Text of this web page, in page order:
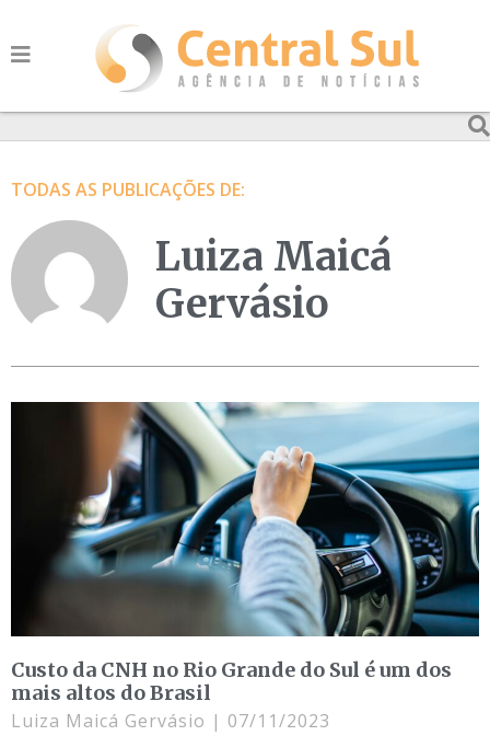
TODAS AS PUBLICAÇÕES DE:
Luiza Maicá
Gervásio
Custo da CNH no Rio Grande do Sul é um dos
mais altos do Brasil
Luiza Maicá Gervásio 07/11/2023